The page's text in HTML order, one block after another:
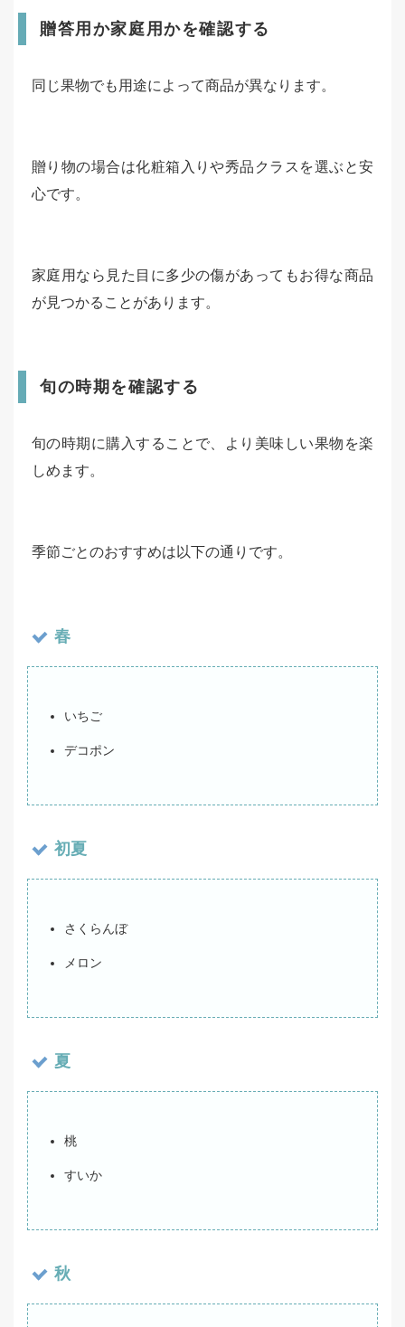
贈答用か家庭用かを確認する
同じ果物でも用途によって商品が異なります。
贈り物の場合は化粧箱入りや秀品クラスを選ぶと安
心です。
家庭用なら見た目に多少の傷があってもお得な商品
が見つかることがあります。
旬の時期を確認する
旬の時期に購入することで、より美味しい果物を楽
しめます。
季節ごとのおすすめは以下の通りです。
春
いちご
デコポン
初夏
さくらんぼ
メロン
夏
桃
すいか
秋